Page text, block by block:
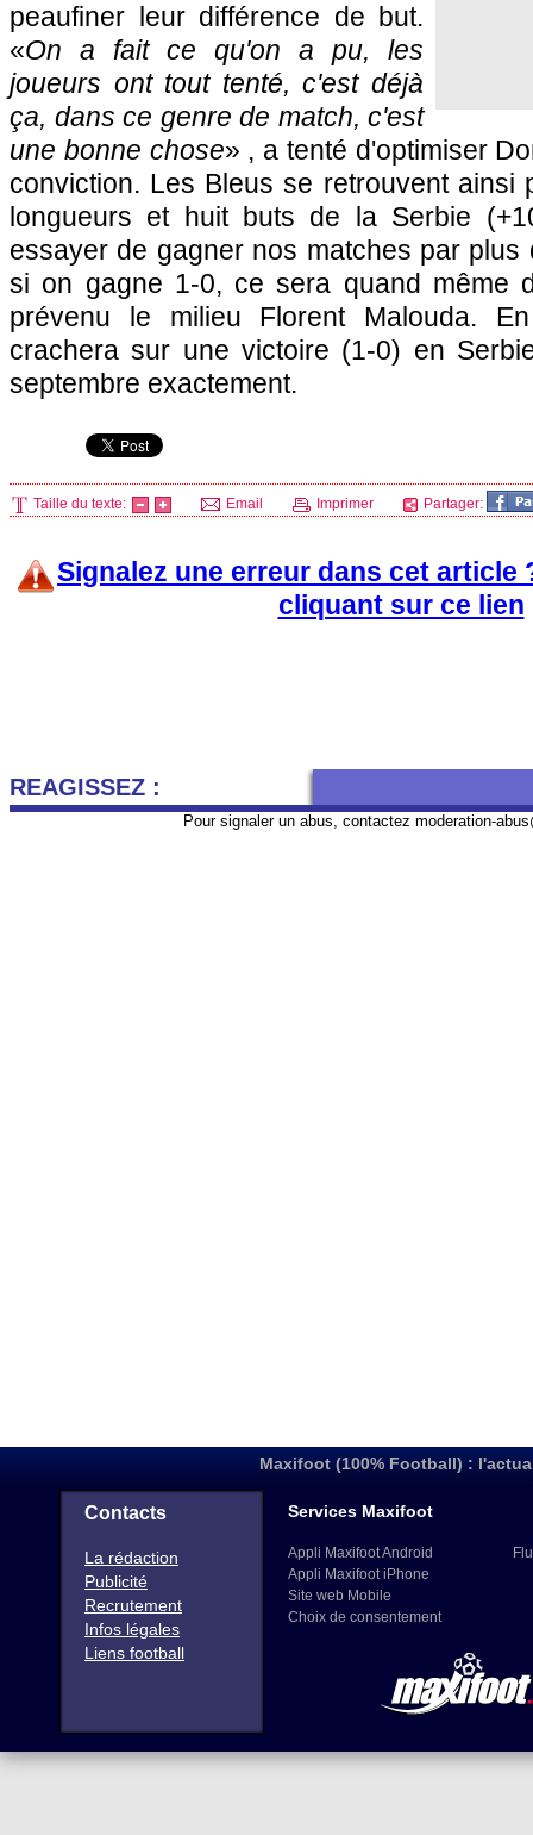
peaufiner leur différence de but.
«On a fait ce qu'on a pu, les
joueurs ont tout tenté, c'est déjà
ça, dans ce genre de match, c'est
une bonne chose» , a tenté d'optimiser
conviction. Les Bleus se retrouvent ainsi
longueurs et huit buts de la Serbie
essayer de gagner nos matches par plus
si on gagne 1-0, ce sera quand même
prévenu le milieu Florent Malouda.
crachera sur une victoire (1-0) en
septembre exactement.
Taille du texte: Email Imprimer Partager:
Signalez une erreur dans cet article
cliquant sur ce lien
REAGISSEZ :
Pour signaler un abus, contactez moderation-
Maxifoot (100% Football) :
Contacts
La rédaction
Publicité
Recrutement
Infos légales
Liens football
Services Maxifoot
Appli Maxifoot Android
Appli Maxifoot iPhone
Site web Mobile
Choix de consentement